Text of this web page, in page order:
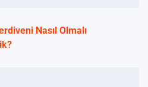
Nasıl Olmalı